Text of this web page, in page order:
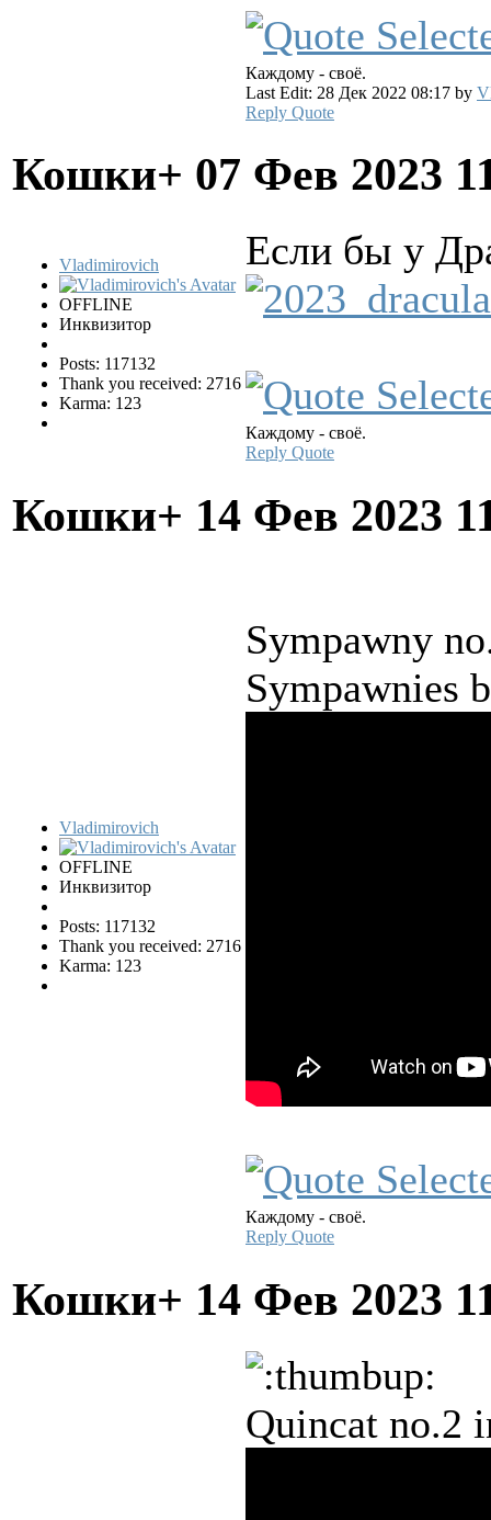
Каждому - своё.
Last Edit: 28 Дек 2022 08:17 by
Reply Quote
Кошки+ 07 Фев 2023
Vladimirovich
OFFLINE
Инквизитор
Posts: 117132
Thank you received: 2716
Karma: 123
Если бы у
Каждому - своё.
Reply Quote
Кошки+ 14 Фев 2023
Vladimirovich
OFFLINE
Инквизитор
Posts: 117132
Thank you received: 2716
Karma: 123
Sympawny
Sympawnies
Каждому - своё.
Reply Quote
Кошки+ 14 Фев 2023
Quincat no.2